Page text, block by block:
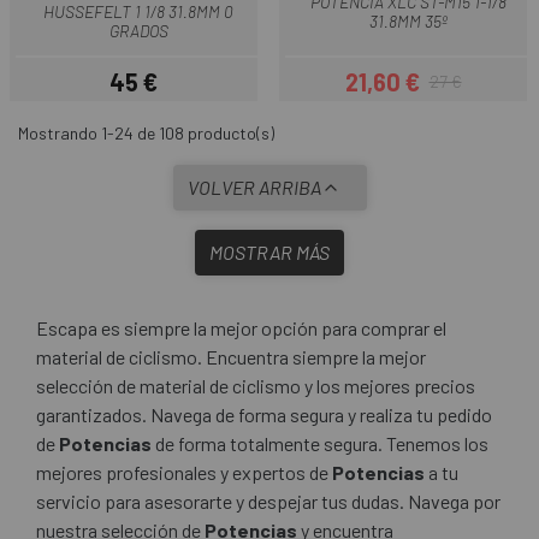
HUSSEFELT 1 1/8 31.8MM 0
GRADOS
Precio
45 €
31.8MM 35º
Precio
21,60 €Precio regular
27 €
Mostrando 1-24 de 108 producto(s)
VOLVER ARRIBA
MOSTRAR MÁS
Escapa es siempre la mejor opción para comprar el
material de ciclismo. Encuentra siempre la mejor
selección de material de ciclismo y los mejores precios
garantizados. Navega de forma segura y realiza tu pedido
de Potencias de forma totalmente segura. Tenemos los
mejores profesionales y expertos de Potencias a tu
servicio para asesorarte y despejar tus dudas. Navega por
nuestra selección de Potencias y encuentra